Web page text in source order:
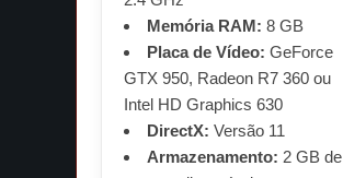
Memória RAM: 8 GB
Placa de Vídeo: GeForce
GTX 950, Radeon R7 360 ou
Intel HD Graphics 630
DirectX: Versão 11
Armazenamento: 2 GB de